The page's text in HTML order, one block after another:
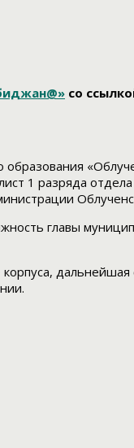
со
1 разряда
главы